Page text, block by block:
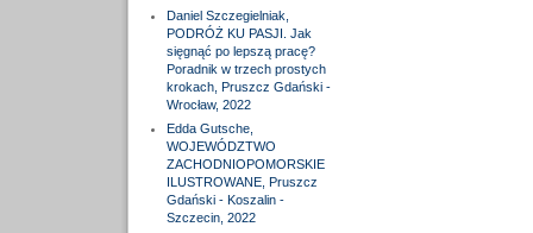
Daniel Szczegielniak,
PODRÓŻ KU PASJI. Jak
sięgnąć po lepszą pracę?
Poradnik w trzech prostych
krokach, Pruszcz Gdański -
Wrocław, 2022
Edda Gutsche,
WOJEWÓDZTWO
ZACHODNIOPOMORSKIE
ILUSTROWANE, Pruszcz
Gdański - Koszalin -
Szczecin, 2022